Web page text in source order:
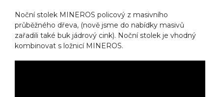
Noční stolek MINEROS policový z masivního
průběžného dřeva, (nově jsme do nabídky masivů
zařadili také buk jádrový cink). Noční stolek je vhodný
kombinovat s ložnicí MINEROS.